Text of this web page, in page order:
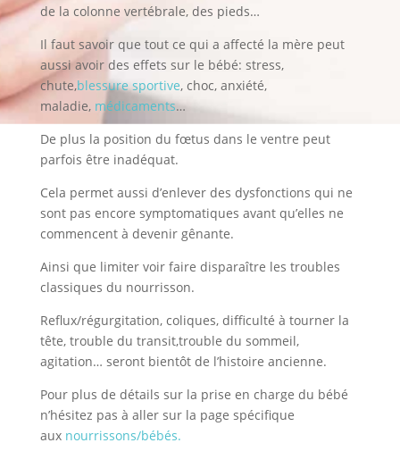
de la colonne vertébrale, des pieds…
Il faut savoir que tout ce qui a affecté la mère peut
aussi avoir des effets sur le bébé: stress,
chute,blessure sportive, choc, anxiété,
maladie, médicaments…
De plus la position du fœtus dans le ventre peut
parfois être inadéquat.
Cela permet aussi d’enlever des dysfonctions qui ne
sont pas encore symptomatiques avant qu’elles ne
commencent à devenir gênante.
Ainsi que limiter voir faire disparaître les troubles
classiques du nourrisson.
Reflux/régurgitation, coliques, difficulté à tourner la
tête, trouble du transit,trouble du sommeil,
agitation… seront bientôt de l’histoire ancienne.
Pour plus de détails sur la prise en charge du bébé
n’hésitez pas à aller sur la page spécifique
aux nourrissons/bébés.